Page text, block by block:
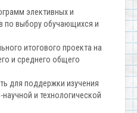
элективных и
по выбору обучающихся и
итогового проекта на
и среднего общего
для поддержки изучения
и технологической